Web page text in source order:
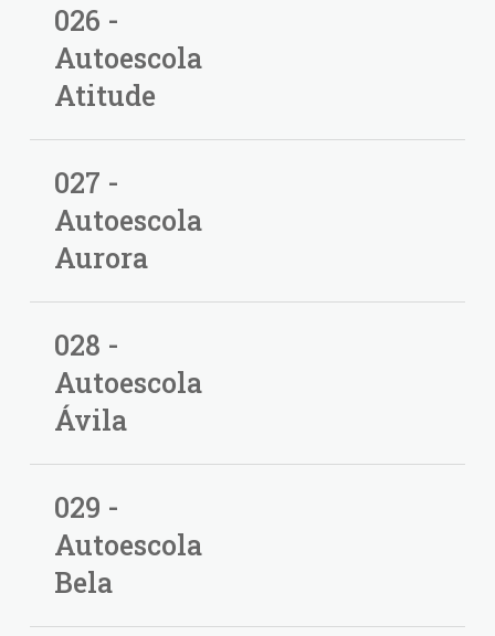
026 -
Autoescola
Atitude
027 -
Autoescola
Aurora
028 -
Autoescola
Ávila
029 -
Autoescola
Bela